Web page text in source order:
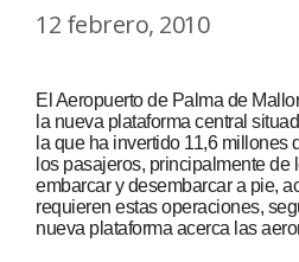
12 febrero, 2010
El Aeropuerto de Palma de
la nueva plataforma central
la que ha invertido 11,6 millones
los pasajeros, principalmente de
embarcar y desembarcar a pie,
requieren estas operaciones,
nueva plataforma acerca las